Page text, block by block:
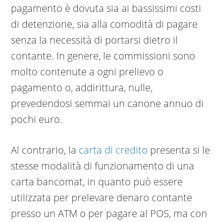
pagamento è dovuta sia ai bassissimi costi
di detenzione, sia alla comodità di pagare
senza la necessità di portarsi dietro il
contante. In genere, le commissioni sono
molto contenute a ogni prelievo o
pagamento o, addirittura, nulle,
prevedendosi semmai un canone annuo di
pochi euro.
Al contrario, la carta di credito presenta si le
stesse modalità di funzionamento di una
carta bancomat, in quanto può essere
utilizzata per prelevare denaro contante
presso un ATM o per pagare al POS, ma con